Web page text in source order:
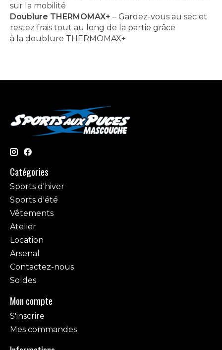
sur la mobilité
Doublure THERMOMAX+ – Gardez-vous au sec et
restez frais tout au long de la partie grâce
à la doublure THERMOMAX+
Catégories
Sports d'hiver
Sports d'été
Vêtements
Atelier
Location
Arsenal
Contactez-nous
Soldes
Mon compte
S'inscrire
Mes commandes